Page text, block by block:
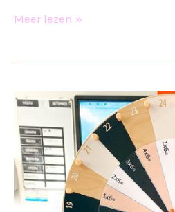
Rekenen
Meer lezen »